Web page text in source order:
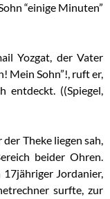
“einige Minuten”
Yozgat, der Vater
Mein Sohn”!, ruft er,
entdeckt. ((Spiegel,
Theke liegen sah,
beider Ohren.
Jordanier,
surfte, zur